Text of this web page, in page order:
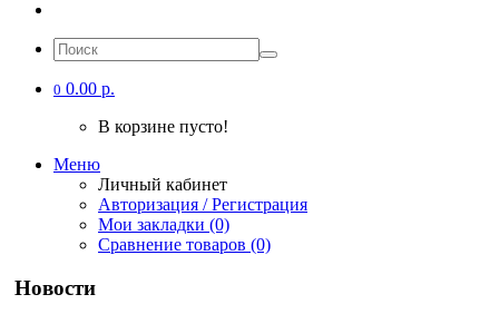
0 0.00 р.
В корзине пусто!
Меню
Личный кабинет
Авторизация / Регистрация
Мои закладки (0)
Сравнение товаров (0)
Новости